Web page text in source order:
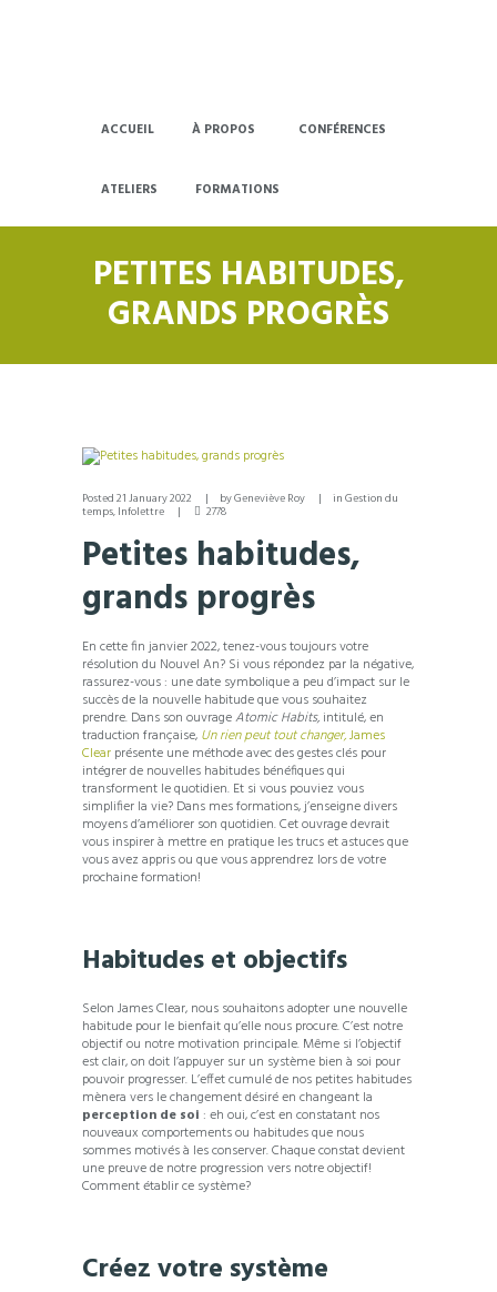
ACCUEIL À PROPOS CONFÉRENCES
ATELIERS FORMATIONS
PETITES HABITUDES,
GRANDS PROGRÈS
Posted21 January 2022 byGeneviève Roy inGestion du
temps,Infolettre 2778
Petites habitudes,
grands progrès
En cette fin janvier 2022, tenez-vous toujours votre
résolution du Nouvel An? Si vous répondez par la négative,
rassurez-vous : une date symbolique a peu d’impact sur le
succès de la nouvelle habitude que vous souhaitez
prendre. Dans son ouvrageAtomic Habits, intitulé, en
traduction française, Un rien peut tout changer,James
Clear présente une méthode avec des gestes clés pour
intégrer de nouvelles habitudes bénéfiques qui
transforment le quotidien. Et si vous pouviez vous
simplifier la vie? Dans mes formations, j’enseigne divers
moyens d’améliorer son quotidien. Cet ouvrage devrait
vous inspirer à mettre en pratique les trucs et astuces que
vous avez appris ou que vous apprendrez lors de votre
prochaine formation!
Habitudes et objectifs
Selon James Clear, nous souhaitons adopter une nouvelle
habitude pour le bienfait qu’elle nous procure. C’est notre
objectif ou notre motivation principale. Même si l’objectif
est clair, on doit l’appuyer sur un système bien à soi pour
pouvoir progresser. L’effet cumulé de nos petites habitudes
mènera vers le changement désiré en changeant la
perception de soi : eh oui, c’est en constatant nos
nouveaux comportements ou habitudes que nous
sommes motivés à les conserver. Chaque constat devient
une preuve de notre progression vers notre objectif!
Comment établir ce système?
Créez votre système